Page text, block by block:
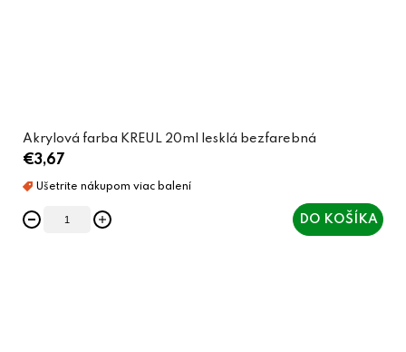
Akrylová farba KREUL 20ml lesklá bezfarebná
€3,67
DO KOŠÍKA